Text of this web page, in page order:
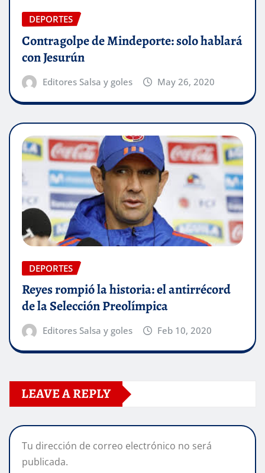
DEPORTES
Contragolpe de Mindeporte: solo hablará
con Jesurún
Editores Salsa y goles May 26, 2020
DEPORTES
Reyes rompió la historia: el antirrécord
de la Selección Preolímpica
Editores Salsa y goles Feb 10, 2020
LEAVE A REPLY
Tu dirección de correo electrónico no será
publicada.